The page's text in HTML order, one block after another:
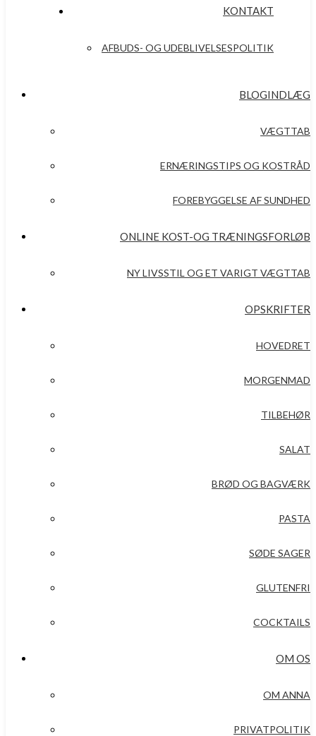
KONTAKT
AFBUDS- OG UDEBLIVELSESPOLITIK
BLOGINDLÆG
VÆGTTAB
ERNÆRINGSTIPS OG KOSTRÅD
FOREBYGGELSE AF SUNDHED
ONLINE KOST-OG TRÆNINGSFORLØB
NY LIVSSTIL OG ET VARIGT VÆGTTAB
OPSKRIFTER
HOVEDRET
MORGENMAD
TILBEHØR
SALAT
BRØD OG BAGVÆRK
PASTA
SØDE SAGER
GLUTENFRI
COCKTAILS
OM OS
OM ANNA
PRIVATPOLITIK